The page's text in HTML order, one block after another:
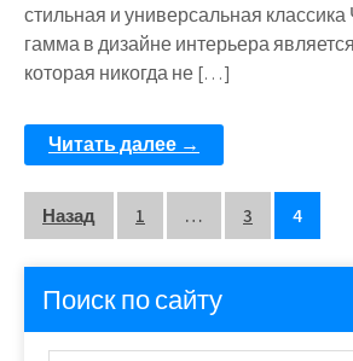
стильная и универсальная
гамма в дизайне интерьера
которая никогда не […]
Читать далее →
Пагинация
записей
Назад 1 … 3 4
Поиск по сайту